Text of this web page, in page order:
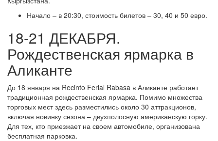
Начало – в 20:30, стоимость билетов – 30, 40 и 50 евро.
18-21 ДЕКАБРЯ.
Рождественская ярмарка в
Аликанте
До 18 января на Recinto Ferial Rabasa в Аликанте работает
традиционная рождественская ярмарка. Помимо множества
торговых мест здесь разместились около 30 аттракционов,
включая новинку сезона – двухполосную американскую горку.
Для тех, кто приезжает на своем автомобиле, организована
бесплатная парковка.